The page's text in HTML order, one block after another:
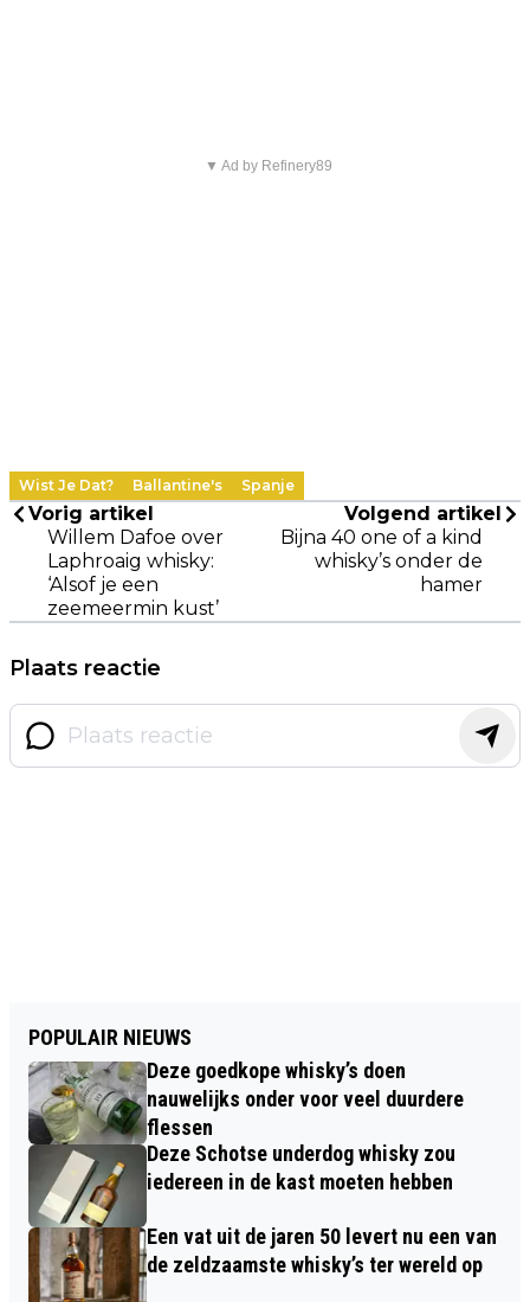
▼ Ad by Refinery89
Wist Je Dat? Ballantine's Spanje
Vorig artikel
Willem Dafoe over
Laphroaig whisky:
‘Alsof je een
zeemeermin kust’
Volgend artikel
Bijna 40 one of a kind
whisky’s onder de
hamer
Plaats reactie
POPULAIR NIEUWS
Deze goedkope whisky’s doen
nauwelijks onder voor veel duurdere
flessen
Deze Schotse underdog whisky zou
iedereen in de kast moeten hebben
Een vat uit de jaren 50 levert nu een van
de zeldzaamste whisky’s ter wereld op